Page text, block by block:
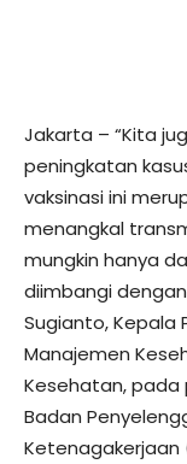
Jakarta – “Kita
peningkatan
vaksinasi ini
menangkal
mungkin hanya
diimbangi
Sugianto, Kepala
Manajemen
Kesehatan, pada
Badan
Ketenagakerjaan